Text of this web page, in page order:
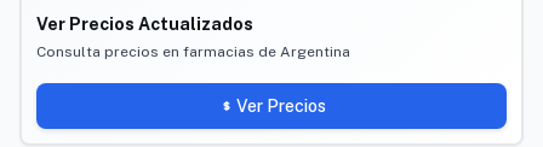
Ver Precios Actualizados
Consulta precios en farmacias de Argentina
Ver Precios